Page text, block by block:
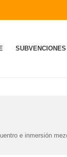
SUBVENCIONES
e inmersión